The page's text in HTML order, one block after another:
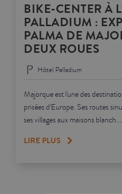
BIKE-CENTER À
PALLADIUM :
PALMA DE
DEUX ROUES
Hôtel Palladium
Majorque est l'une des
prisées d'Europe. Ses routes
ses villages aux maisons blanch...
LIRE PLUS